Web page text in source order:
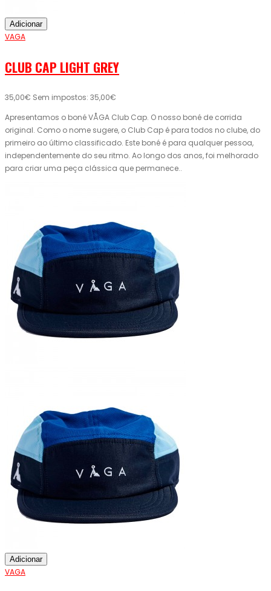
Adicionar
VAGA
CLUB CAP LIGHT GREY
35,00€ Sem impostos: 35,00€
Apresentamos o boné VÅGA Club Cap. O nosso boné de corrida
original. Como o nome sugere, o Club Cap é para todos no clube, do
primeiro ao último classificado. Este boné é para qualquer pessoa,
independentemente do seu ritmo. Ao longo dos anos, foi melhorado
para criar uma peça clássica que permanece..
Adicionar
VAGA